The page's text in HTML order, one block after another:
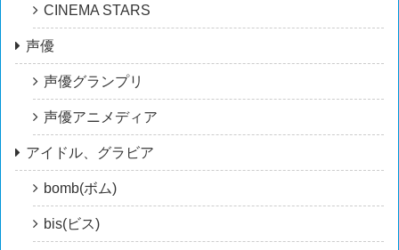
CINEMA STARS
声優
声優グランプリ
声優アニメディア
アイドル、グラビア
bomb(ボム)
bis(ビス)